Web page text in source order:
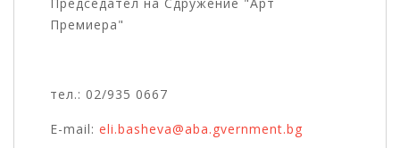
Премиера"
тел.: 02/935 0667
E-mail: eli.basheva@aba.gvernment.bg